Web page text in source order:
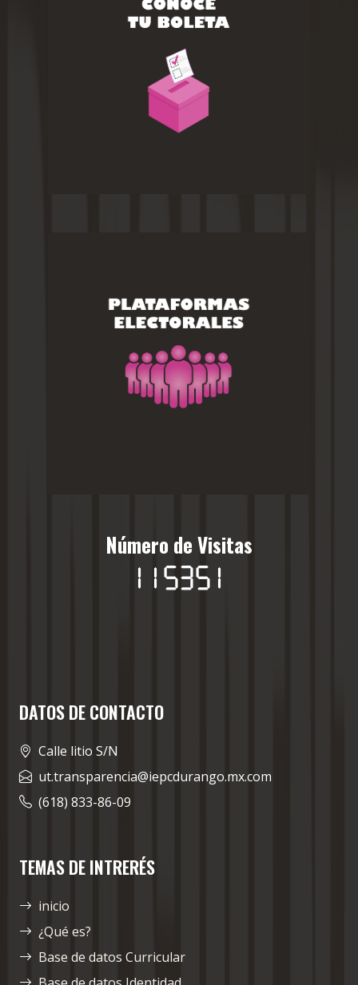
Número de Visitas
DATOS DE CONTACTO
Calle litio S/N
ut.transparencia@iepcdurango.mx.com
(618) 833-86-09
TEMAS DE INTRERÉS
inicio
¿Qué es?
Base de datos Curricular